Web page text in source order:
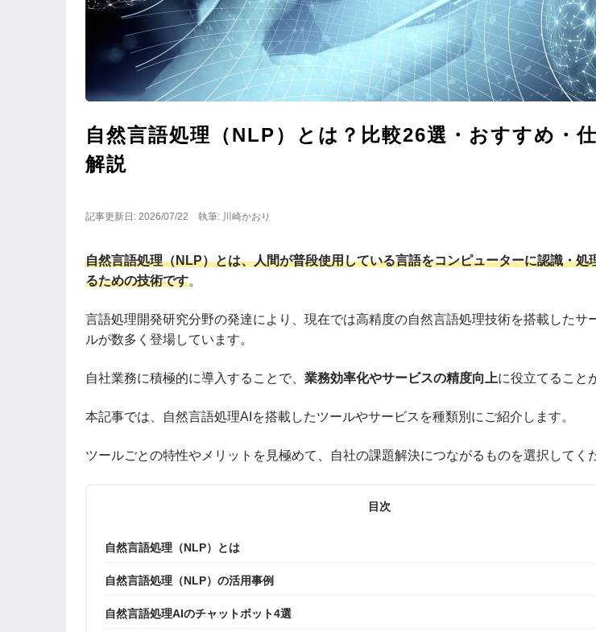
自然言語処理（NLP）とは？比較26選・おすすめ・
解説
記事更新日: 2026/07/22 執筆: 川崎かおり
自然言語処理（NLP）とは、人間が普段使用している言語をコンピューターに認識・処
るための技術です。
言語処理開発研究分野の発達により、現在では高精度の自然言語処理技術を搭載したサ
ルが数多く登場しています。
自社業務に積極的に導入することで、 業務効率化やサービスの精度向上に役立てること
本記事では、自然言語処理AIを搭載したツールやサービスを種類別にご紹介します。
ツールごとの特性やメリットを見極めて、自社の課題解決につながるものを選択してく
目次
自然言語処理（NLP）とは
自然言語処理（NLP）の活用事例
自然言語処理AIのチャットボット4選